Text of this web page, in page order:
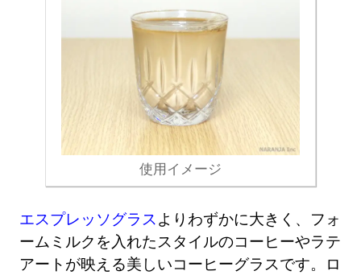
使用イメージ
エスプレッソグラスよりわずかに大きく、フォ
ームミルクを入れたスタイルのコーヒーやラテ
アートが映える美しいコーヒーグラスです。ロ